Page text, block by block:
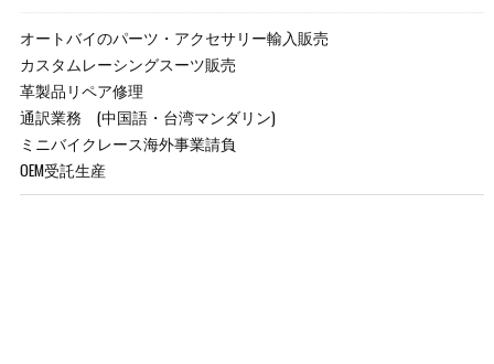
オートバイのパーツ・アクセサリー輸入販売
カスタムレーシングスーツ販売
革製品リペア修理
通訳業務 (中国語・台湾マンダリン)
ミニバイクレース海外事業請負
OEM受託生産